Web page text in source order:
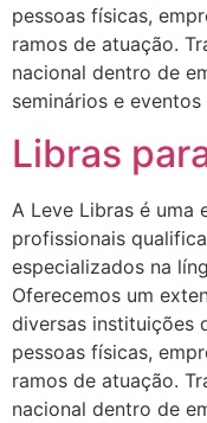
pessoas físicas,
ramos de atuação.
nacional dentro de
seminários e
Libras
A Leve Libras é uma
profissionais
especializados na
Oferecemos um
diversas instituições
pessoas físicas,
ramos de atuação.
nacional dentro de